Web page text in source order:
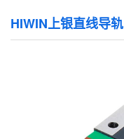
HIWIN上银直线导轨